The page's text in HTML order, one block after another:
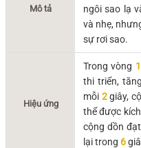
Mô tả
ngôi sao lạ
và nhẹ,
sự rơi sao.
Hiệu ứng
Trong vòng
thi triển, tăng
mỗi 2 giây,
thể được
cộng dồn
lại trong 6